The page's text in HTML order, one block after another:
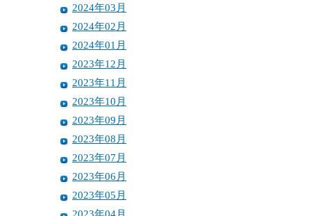
2024年03月
2024年02月
2024年01月
2023年12月
2023年11月
2023年10月
2023年09月
2023年08月
2023年07月
2023年06月
2023年05月
2023年04月